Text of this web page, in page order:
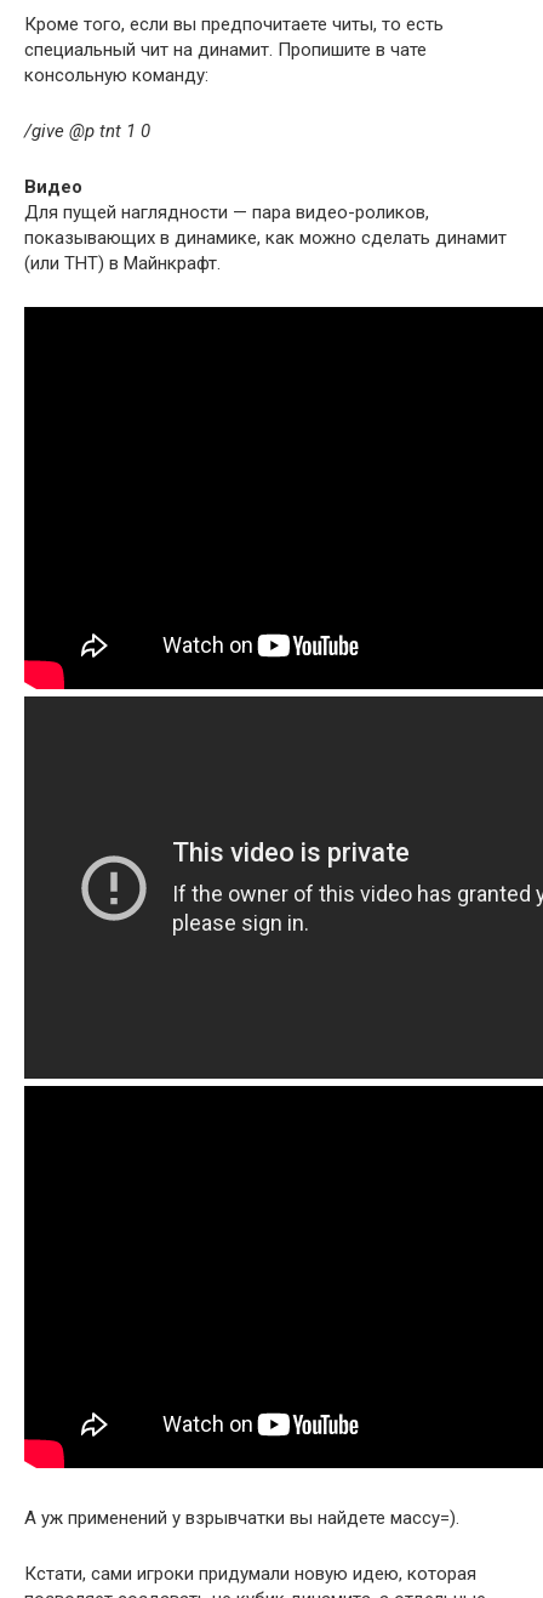
Кроме того, если вы предпочитаете читы, то есть
специальный чит на динамит. Пропишите в чате
консольную команду:
/give @p tnt 1 0
Видео
Для пущей наглядности — пара видео-роликов,
показывающих в динамике, как можно сделать динамит
(или ТНТ) в Майнкрафт.
А уж применений у взрывчатки вы найдете массу=).
Кстати, сами игроки придумали новую идею, которая